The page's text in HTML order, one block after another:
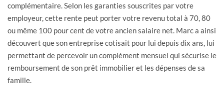
complémentaire. Selon les garanties souscrites par votre
employeur, cette rente peut porter votre revenu total à 70, 80
ou même 100 pour cent de votre ancien salaire net. Marc a ainsi
découvert que son entreprise cotisait pour lui depuis dix ans, lui
permettant de percevoir un complément mensuel qui sécurise le
remboursement de son prêt immobilier et les dépenses de sa
famille.